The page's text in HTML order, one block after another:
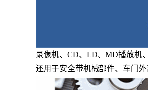
录像机、CD、LD、MD播放机
还用于安全带机械部件、车门